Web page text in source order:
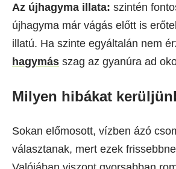
Az újhagyma illata: szintén
újhagyma már vágás előtt is
illatú. Ha szinte egyáltalán nem
hagymás szag az gyanúra ad
Milyen hibákat
Sokan előmosott, vízben ázó
választanak, mert ezek